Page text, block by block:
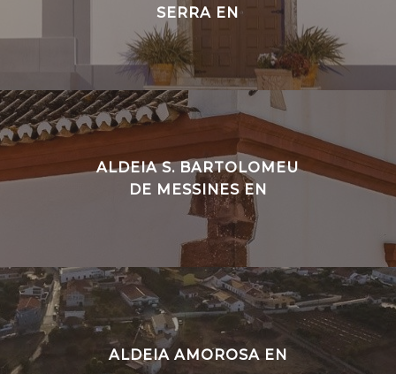
SERRA EN
ALDEIA S. BARTOLOMEU
DE MESSINES EN
ALDEIA AMOROSA EN